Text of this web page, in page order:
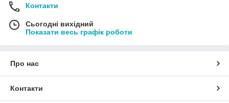
Контакти
Сьогодні вихідний
Показати весь графік роботи
Про нас
Контакти